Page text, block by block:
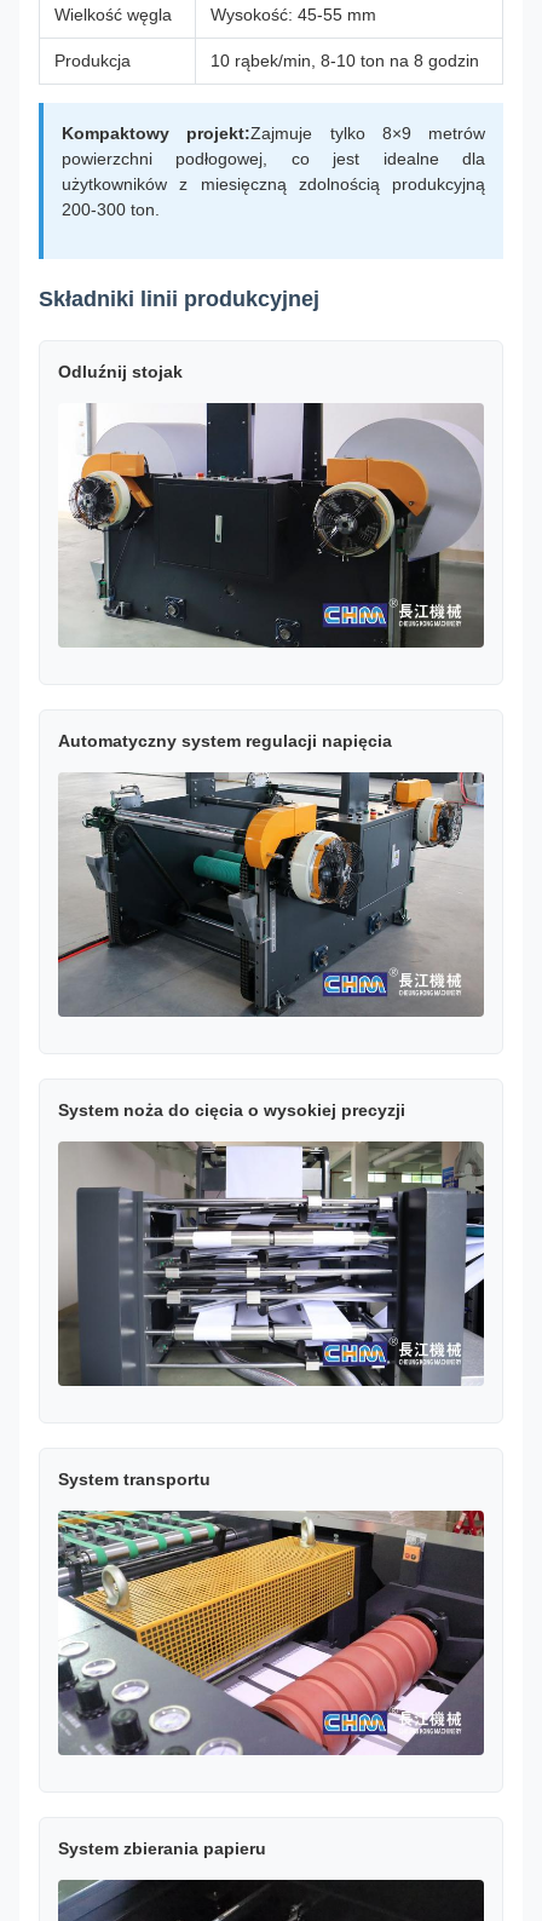
Wielkość węgla Wysokość: 45-55 mm
Produkcja 10 rąbek/min, 8-10 ton na 8 godzin
Kompaktowy projekt:Zajmuje tylko 8×9 metrów
powierzchni podłogowej, co jest idealne dla
użytkowników z miesięczną zdolnością produkcyjną
200-300 ton.
Składniki linii produkcyjnej
Odluźnij stojak
Automatyczny system regulacji napięcia
System noża do cięcia o wysokiej precyzji
System transportu
System zbierania papieru